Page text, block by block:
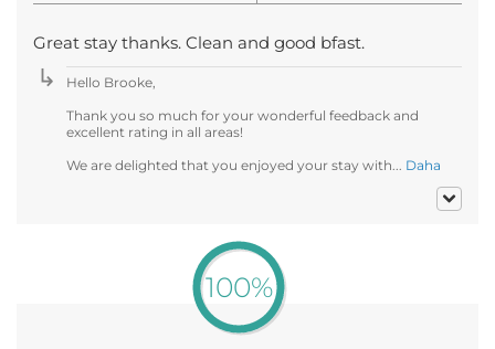
Great stay thanks. Clean and good bfast.
Hello Brooke,
Thank you so much for your wonderful feedback and
excellent rating in all areas!
We are delighted that you enjoyed your stay with... Daha
100%